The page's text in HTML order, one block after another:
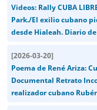
Videos: Rally CUBA
Park./El exilio cubano
desde Hialeah. Diario
[2026-03-20]
Poema de René Ariza:
Documental Retrato
realizador cubano